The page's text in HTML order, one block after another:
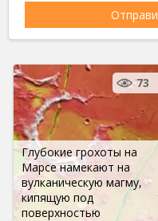
Глубокие грохоты на
Марсе намекают на
вулканическую магму,
кипящую под
поверхностью
73